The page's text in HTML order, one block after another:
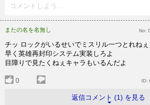
コメントしよう...
またの名を名無し No:
チッ ロックがいるせいでミスリル一つとれねぇ
早く英雄再封印システム実装しろよ
目障りで見たくねぇキャラもいるんだよ
0 ID:
返信コメント (1) を見る